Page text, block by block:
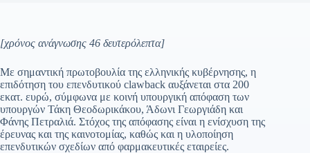
[χρόνος ανάγνωσης 46 δευτερόλεπτα]
Με σημαντική πρωτοβουλία της ελληνικής κυβέρνησης, η
επιδότηση του επενδυτικού clawback αυξάνεται στα 200
εκατ. ευρώ, σύμφωνα με κοινή υπουργική απόφαση των
υπουργών Τάκη Θεοδωρικάκου, Άδωνι Γεωργιάδη και
Φάνης Πετραλιά. Στόχος της απόφασης είναι η ενίσχυση της
έρευνας και της καινοτομίας, καθώς και η υλοποίηση
επενδυτικών σχεδίων από φαρμακευτικές εταιρείες.